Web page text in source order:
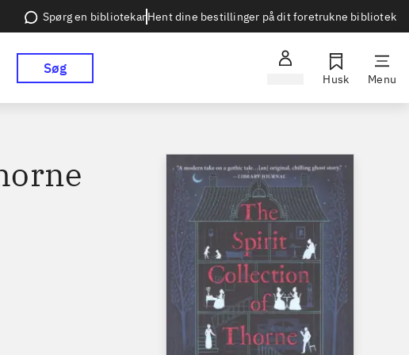
Spørg en bibliotekarHent dine bestillinger på dit foretrukne bibliotek
Søg
Husk Menu